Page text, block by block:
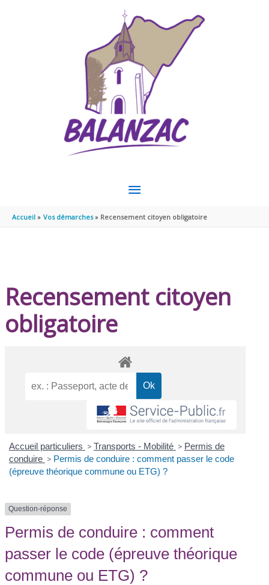
MENU
PRINCIPAL
Accueil Vos démarches Recensement citoyen obligatoire
Recensement citoyen
obligatoire
Accueil particuliers > Transports - Mobilité > Permis de
conduire > Permis de conduire : comment passer le code
(épreuve théorique commune ou ETG) ?
Question-réponse
Permis de conduire : comment
passer le code (épreuve théorique
commune ou ETG) ?